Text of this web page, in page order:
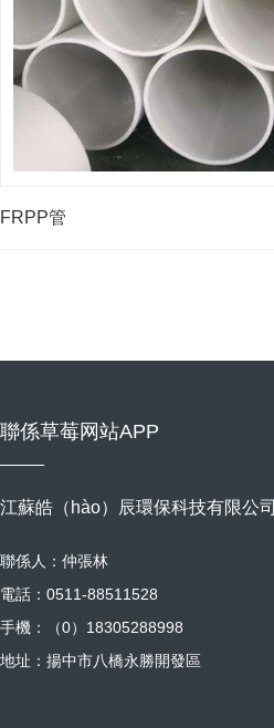
FRPP管
聯係草莓网站APP
江蘇皓（hào）辰環保科技有限公司
聯係人：仲張林
電話：0511-88511528
手機：（0）18305288998
地址：揚中市八橋永勝開發區